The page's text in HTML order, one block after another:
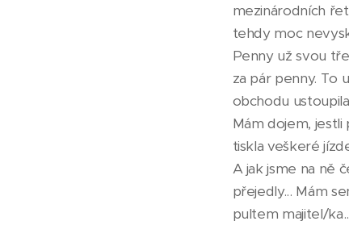
mezinárodních
tehdy moc
Penny už svou
za pár penny. To
obchodu
Mám dojem,
tiskla veškeré
A jak jsme na ně
přejedly... Mám
pultem majitel/